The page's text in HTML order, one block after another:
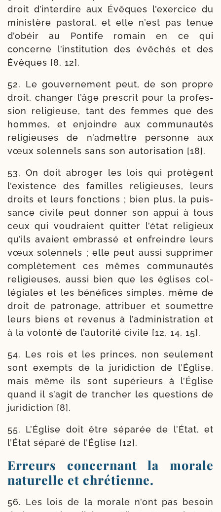
droit d’in­ter­dire aux Évêques l’exer­cice du
minis­tère pas­to­ral, et elle n’est pas tenue
d’o­béir au Pontife romain en ce qui
concerne l’ins­ti­tu­tion des évê­chés et des
Évêques [8, 12].
52. Le gou­ver­ne­ment peut, de son propre
droit, chan­ger l’âge pres­crit pour la pro­fes­
sion reli­gieuse, tant des femmes que des
hommes, et enjoindre aux com­mu­nau­tés
reli­gieuses de n’ad­mettre per­sonne aux
vœux solen­nels sans son auto­ri­sa­tion [18].
53. On doit abro­ger les lois qui pro­tègent
l’exis­tence des familles reli­gieuses, leurs
droits et leurs fonc­tions ; bien plus, la puis­
sance civile peut don­ner son appui à tous
ceux qui vou­draient quit­ter l’é­tat reli­gieux
qu’ils avaient embras­sé et enfreindre leurs
vœux solen­nels ; elle peut aus­si sup­pri­mer
com­plè­te­ment ces mêmes com­mu­nau­tés
reli­gieuses, aus­si bien que les églises col­
lé­giales et les béné­fices simples, même de
droit de patro­nage, attri­buer et sou­mettre
leurs biens et reve­nus à l’ad­mi­nis­tra­tion et
à la volon­té de l’au­to­ri­té civile [12, 14, 15].
54. Les rois et les princes, non seule­ment
sont exempts de la juri­dic­tion de l’Église,
mais même ils sont supé­rieurs à l’Église
quand il s’a­git de tran­cher les ques­tions de
juri­dic­tion [8].
55. L’Église doit être sépa­rée de l’État, et
l’État sépa­ré de l’Église [12].
Erreurs concernant la morale
naturelle et chrétienne.
56. Les lois de la morale n’ont pas besoin